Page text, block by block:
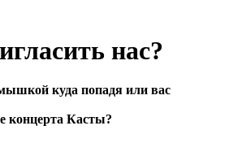
нас?
куда попадя или вас
концерта Касты?